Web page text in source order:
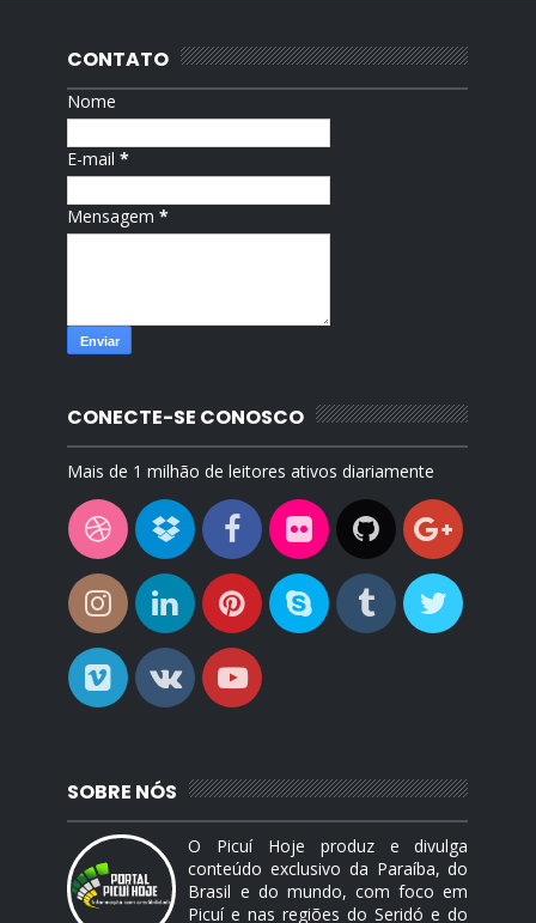
CONTATO
Nome
E-mail*
Mensagem*
CONECTE-SE CONOSCO
Mais de 1 milhão de leitores ativos diariamente
SOBRE NÓS
O Picuí Hoje produz e divulga
conteúdo exclusivo da Paraíba, do
Brasil e do mundo, com foco em
Picuí e nas regiões do Seridó e do